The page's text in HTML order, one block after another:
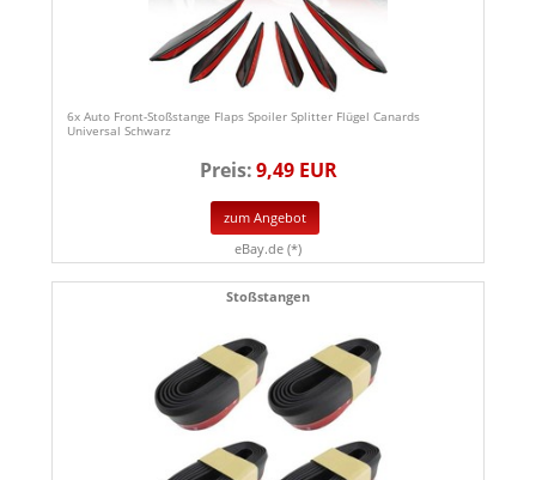
6x Auto Front-Stoßstange Flaps Spoiler Splitter Flügel Canards
Universal Schwarz
Preis:9,49 EUR
zum Angebot
eBay.de (*)
Stoßstangen